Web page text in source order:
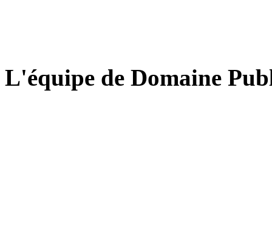
L'équipe de Domaine